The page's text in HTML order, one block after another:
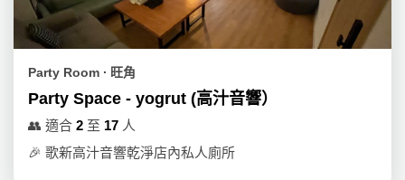
Party Room ∙ 旺角
Party Space - yogrut (高汁音響）
👥 適合 2 至 17 人
🎉 歌新高汁音響乾淨店內私人廁所